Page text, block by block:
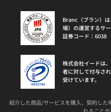
Branc（ブラン）
場）の運営するサー
証券コード：6038
株式会社イードは
者に対して付与さ
受けています。
紹介した商品/サービスを購入、契約し